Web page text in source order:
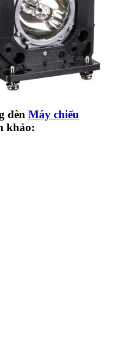
đèn Máy chiếu
khảo: